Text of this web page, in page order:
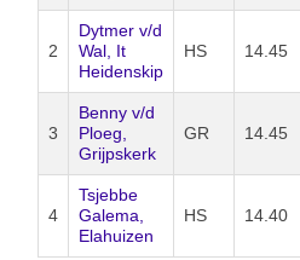
2
Dytmer v/d
Wal, It
Heidenskip
HS 14.45
3
Benny v/d
Ploeg,
Grijpskerk
GR 14.45
4
Tsjebbe
Galema,
Elahuizen
HS 14.40